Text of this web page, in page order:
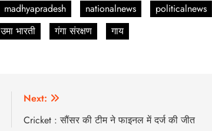
madhyapradesh nationalnews
politicalnews
उमा भारती गंगा संरक्षण
गाय
Next:
Cricket : सौंसर की टीम ने फाइनल में दर्ज की जीत